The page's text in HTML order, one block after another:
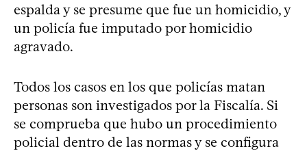
espalda y se presume que fue un homicidio, y
un policía fue imputado por homicidio
agravado.
Todos los casos en los que policías matan
personas son investigados por la Fiscalía. Si
se comprueba que hubo un procedimiento
policial dentro de las normas y se configura